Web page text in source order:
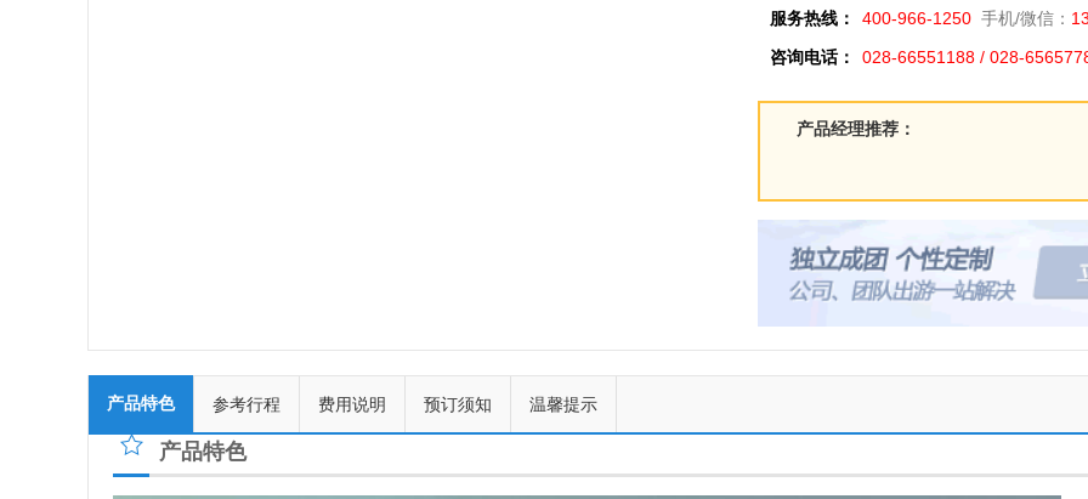
服务热线：
400-966-1250 手机/微信：
咨询电话：
028-66551188 / 028-
产品经理推荐：
产品特色 参考行程 费用说明 预订须知 温馨提示
产品特色